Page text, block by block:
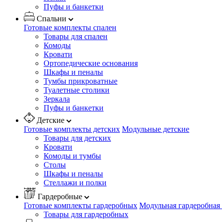
Пуфы и банкетки
Спальни
Готовые комплекты спален
Товары для спален
Комоды
Кровати
Ортопедические основания
Шкафы и пеналы
Тумбы прикроватные
Туалетные столики
Зеркала
Пуфы и банкетки
Детские
Готовые комплекты детских Модульные детские
Товары для детских
Кровати
Комоды и тумбы
Столы
Шкафы и пеналы
Стеллажи и полки
Гардеробные
Готовые комплекты гардеробных Модульная
Товары для гардеробных